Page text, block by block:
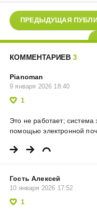
ПРЕДЫДУЩАЯ
КОММЕНТАРИЕВ 3
Pianoman
9 января 2026 18:40
1
Это не работает; система
помощью электронной
Гость Алексей
10 января 2026 17:52
1